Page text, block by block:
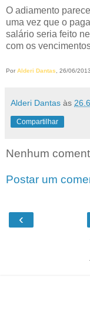
O adiamento
uma vez que o
salário seria feito
com os
Por Alderi Dantas, 26/06/
Alderi Dantas às
Compartilhar
Nenhum
Postar um
‹